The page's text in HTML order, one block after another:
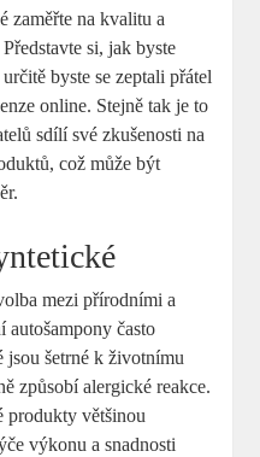
zaměřte na kvalitu a
si, jak byste
byste se zeptali přátel
online. Stejně tak je to
sdílí své zkušenosti na
což může být
mezi přírodními a
často
jsou šetrné k životnímu
způsobí alergické reakce.
produkty většinou
výkonu a snadnosti